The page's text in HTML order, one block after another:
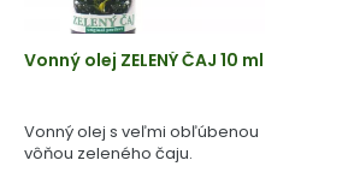
Vonný olej ZELENÝ ČAJ 10 ml
Vonný olej s veľmi obľúbenou
vôňou zeleného čaju.